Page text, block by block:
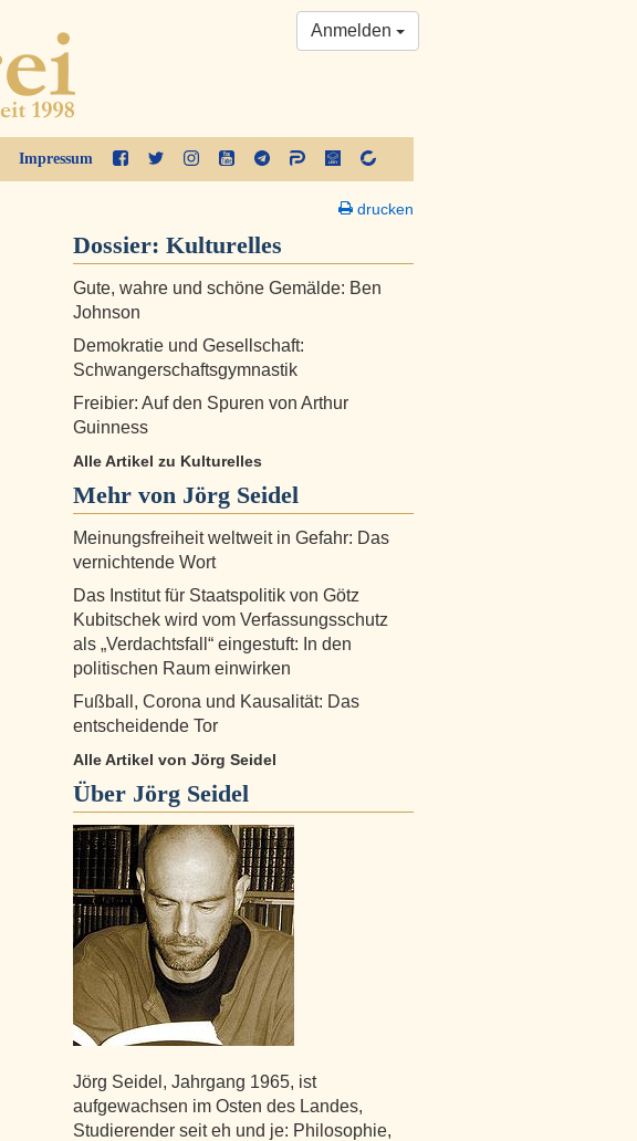
Impressum
Anmelden
drucken
Dossier: Kulturelles
Gute, wahre und schöne Gemälde: Ben
Johnson
Demokratie und Gesellschaft:
Schwangerschaftsgymnastik
Freibier: Auf den Spuren von Arthur
Guinness
Alle Artikel zu Kulturelles
Mehr von Jörg Seidel
Meinungsfreiheit weltweit in Gefahr: Das
vernichtende Wort
Das Institut für Staatspolitik von Götz
Kubitschek wird vom Verfassungsschutz
als „Verdachtsfall“ eingestuft: In den
politischen Raum einwirken
Fußball, Corona und Kausalität: Das
entscheidende Tor
Alle Artikel von Jörg Seidel
Über Jörg Seidel
Jörg Seidel, Jahrgang 1965, ist
aufgewachsen im Osten des Landes,
Studierender seit eh und je: Philosophie,